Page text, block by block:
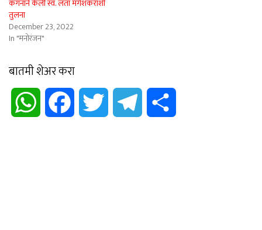
कंगनाने केली स्व. लता मंगेशकरांशी
तुलना
December 23, 2022
In "मनोरंजन"
बातमी शेअर करा
WhatsApp Facebook Twitter Telegram